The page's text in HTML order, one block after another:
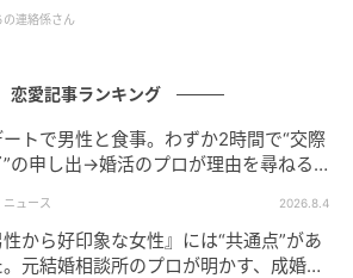
いざというときはきちんとしてい
終的な決め手になる。
の連絡係さん
恋愛記事ランキング
トで男性と食事。わずか2時間で“交際
の申し出→婚活のプロが理由を尋ねる
ニュース 2026.8.4
性から好印象な女性』には“共通点”があ
。元結婚相談所のプロが明かす、成婚し